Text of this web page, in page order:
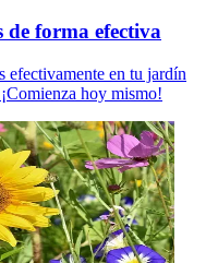
de forma efectiva
efectivamente en tu jardín
hoy mismo!